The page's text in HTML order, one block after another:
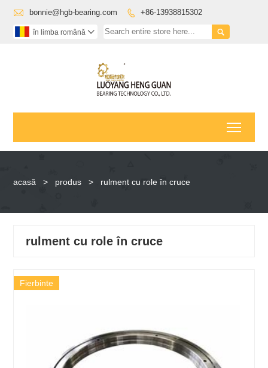
 bonnie@hgb-bearing.com  +86-13938815302

în limba română 
acasă > produs > rulment cu role în cruce
rulment cu role în cruce
Fierbinte